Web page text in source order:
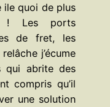
ile quoi de plus
! Les ports
de fret, les
j’écume
qui abrite des
compris qu’il
une solution